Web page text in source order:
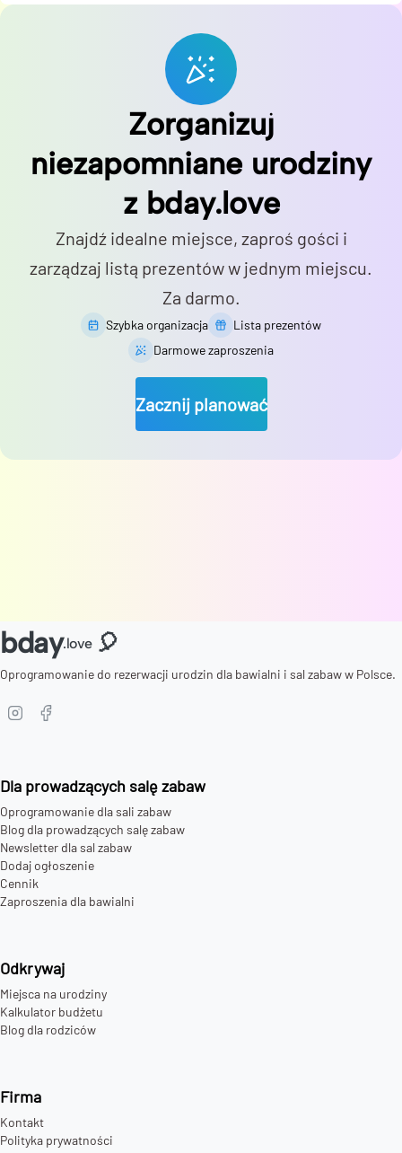
Zorganizuj
niezapomniane urodziny
z bday.love
Znajdź idealne miejsce, zaproś gości i
zarządzaj listą prezentów w jednym miejscu.
Za darmo.
Szybka organizacja
Lista prezentów
Darmowe zaproszenia
Zacznij planować
bday.love 🎈
Oprogramowanie do rezerwacji urodzin dla bawialni i sal zabaw w Polsce.
Dla prowadzących salę zabaw
Oprogramowanie dla sali zabaw
Blog dla prowadzących salę zabaw
Newsletter dla sal zabaw
Dodaj ogłoszenie
Cennik
Zaproszenia dla bawialni
Odkrywaj
Miejsca na urodziny
Kalkulator budżetu
Blog dla rodziców
Firma
Kontakt
Polityka prywatności